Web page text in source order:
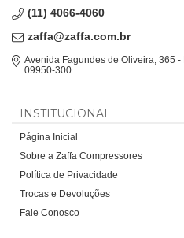
(11) 4066-4060
zaffa@zaffa.com.br
Avenida Fagundes de Oliveira, 365
09950-300
INSTITUCIONAL
Página Inicial
Sobre a Zaffa Compressores
Política de Privacidade
Trocas e Devoluções
Fale Conosco